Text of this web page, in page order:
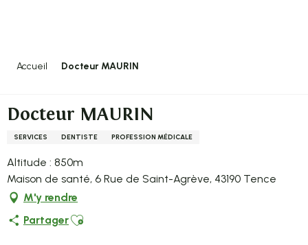
Accueil Docteur MAURIN
Docteur MAURIN
SERVICES DENTISTE PROFESSION MÉDICALE
Altitude : 850m
Maison de santé, 6 Rue de Saint-Agrève, 43190 Tence
M'y rendre
PartagerAjouter aux favoris